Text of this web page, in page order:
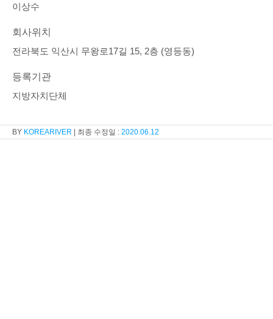
이상수
회사위치
전라북도 익산시 무왕로17길 15, 2층 (영등동)
등록기관
지방자치단체
KOREARIVER 2020.06.12